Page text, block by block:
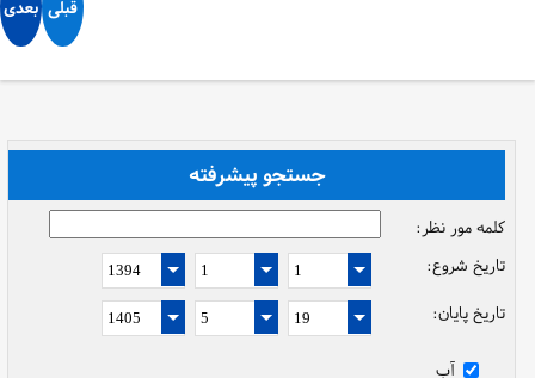
بعدی قبلی
جستجو پیشرفته
کلمه مور نظر:
تاریخ شروع:
تاریخ پایان:
آب